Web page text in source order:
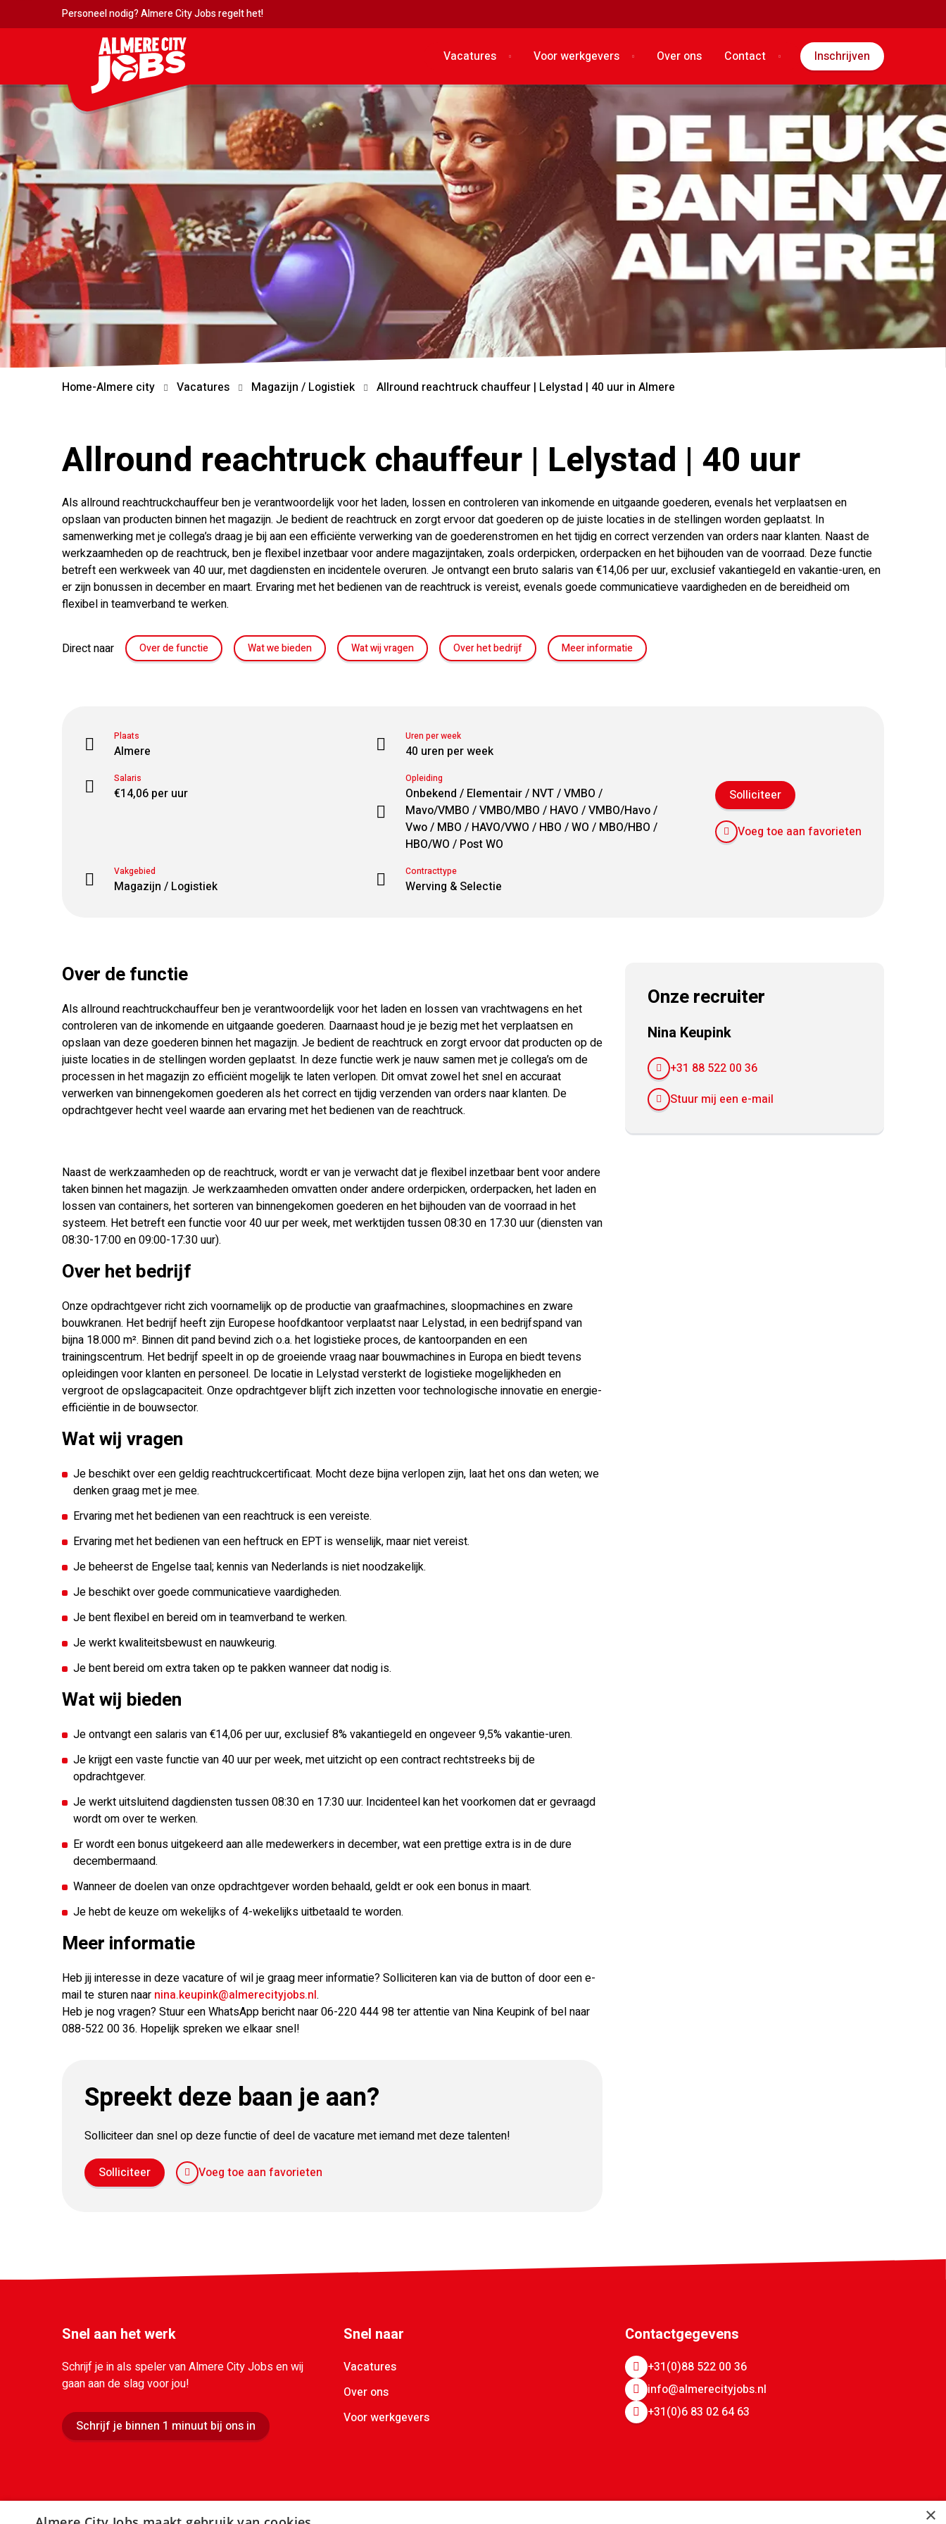
Personeel nodig? Almere City Jobs regelt het!
Vacatures Voor werkgevers Over ons Contact Inschrijven
Home-Almere city Vacatures Magazijn / Logistiek Allround reachtruck chauffeur | Lelystad | 40 uur in Almere
Allround reachtruck chauffeur | Lelystad | 40 uur
Als allround reachtruckchauffeur ben je verantwoordelijk voor het laden, lossen en controleren van inkomende en uitgaande goederen, evenals het verplaatsen en
opslaan van producten binnen het magazijn. Je bedient de reachtruck en zorgt ervoor dat goederen op de juiste locaties in de stellingen worden geplaatst. In
samenwerking met je collega’s draag je bij aan een efficiënte verwerking van de goederenstromen en het tijdig en correct verzenden van orders naar klanten. Naast de
werkzaamheden op de reachtruck, ben je flexibel inzetbaar voor andere magazijntaken, zoals orderpicken, orderpacken en het bijhouden van de voorraad. Deze functie
betreft een werkweek van 40 uur, met dagdiensten en incidentele overuren. Je ontvangt een bruto salaris van €14,06 per uur, exclusief vakantiegeld en vakantie-uren, en
er zijn bonussen in december en maart. Ervaring met het bedienen van de reachtruck is vereist, evenals goede communicatieve vaardigheden en de bereidheid om
flexibel in teamverband te werken.
Direct naar Over de functie Wat we bieden Wat wij vragen Over het bedrijf Meer informatie
Plaats
Almere
Uren per week
40 uren per week
Salaris
€14,06 per uur
Opleiding
Onbekend / Elementair / NVT / VMBO /
Mavo/VMBO / VMBO/MBO / HAVO / VMBO/Havo /
Vwo / MBO / HAVO/VWO / HBO / WO / MBO/HBO /
HBO/WO / Post WO
Vakgebied
Magazijn / Logistiek
Contracttype
Werving & Selectie
Solliciteer
Voeg toe aan favorieten
Over de functie
Als allround reachtruckchauffeur ben je verantwoordelijk voor het laden en lossen van vrachtwagens en het
controleren van de inkomende en uitgaande goederen. Daarnaast houd je je bezig met het verplaatsen en
opslaan van deze goederen binnen het magazijn. Je bedient de reachtruck en zorgt ervoor dat producten op de
juiste locaties in de stellingen worden geplaatst. In deze functie werk je nauw samen met je collega’s om de
processen in het magazijn zo efficiënt mogelijk te laten verlopen. Dit omvat zowel het snel en accuraat
verwerken van binnengekomen goederen als het correct en tijdig verzenden van orders naar klanten. De
opdrachtgever hecht veel waarde aan ervaring met het bedienen van de reachtruck.
Naast de werkzaamheden op de reachtruck, wordt er van je verwacht dat je flexibel inzetbaar bent voor andere
taken binnen het magazijn. Je werkzaamheden omvatten onder andere orderpicken, orderpacken, het laden en
lossen van containers, het sorteren van binnengekomen goederen en het bijhouden van de voorraad in het
systeem. Het betreft een functie voor 40 uur per week, met werktijden tussen 08:30 en 17:30 uur (diensten van
08:30-17:00 en 09:00-17:30 uur).
Over het bedrijf
Onze opdrachtgever richt zich voornamelijk op de productie van graafmachines, sloopmachines en zware
bouwkranen. Het bedrijf heeft zijn Europese hoofdkantoor verplaatst naar Lelystad, in een bedrijfspand van
bijna 18.000 m². Binnen dit pand bevind zich o.a. het logistieke proces, de kantoorpanden en een
trainingscentrum. Het bedrijf speelt in op de groeiende vraag naar bouwmachines in Europa en biedt tevens
opleidingen voor klanten en personeel. De locatie in Lelystad versterkt de logistieke mogelijkheden en
vergroot de opslagcapaciteit. Onze opdrachtgever blijft zich inzetten voor technologische innovatie en energie-
efficiëntie in de bouwsector.
Wat wij vragen
Je beschikt over een geldig reachtruckcertificaat. Mocht deze bijna verlopen zijn, laat het ons dan weten; we
denken graag met je mee.
Ervaring met het bedienen van een reachtruck is een vereiste.
Ervaring met het bedienen van een heftruck en EPT is wenselijk, maar niet vereist.
Je beheerst de Engelse taal; kennis van Nederlands is niet noodzakelijk.
Je beschikt over goede communicatieve vaardigheden.
Je bent flexibel en bereid om in teamverband te werken.
Je werkt kwaliteitsbewust en nauwkeurig.
Je bent bereid om extra taken op te pakken wanneer dat nodig is.
Wat wij bieden
Je ontvangt een salaris van €14,06 per uur, exclusief 8% vakantiegeld en ongeveer 9,5% vakantie-uren.
Je krijgt een vaste functie van 40 uur per week, met uitzicht op een contract rechtstreeks bij de
opdrachtgever.
Je werkt uitsluitend dagdiensten tussen 08:30 en 17:30 uur. Incidenteel kan het voorkomen dat er gevraagd
wordt om over te werken.
Er wordt een bonus uitgekeerd aan alle medewerkers in december, wat een prettige extra is in de dure
decembermaand.
Wanneer de doelen van onze opdrachtgever worden behaald, geldt er ook een bonus in maart.
Je hebt de keuze om wekelijks of 4-wekelijks uitbetaald te worden.
Meer informatie
Heb jij interesse in deze vacature of wil je graag meer informatie? Solliciteren kan via de button of door een e-
mail te sturen naar nina.keupink@almerecityjobs.nl.
Heb je nog vragen? Stuur een WhatsApp bericht naar 06-220 444 98 ter attentie van Nina Keupink of bel naar
088-522 00 36. Hopelijk spreken we elkaar snel!
Spreekt deze baan je aan?
Solliciteer dan snel op deze functie of deel de vacature met iemand met deze talenten!
Solliciteer Voeg toe aan favorieten
Onze recruiter
Nina Keupink
+31 88 522 00 36
Stuur mij een e-mail
Snel aan het werk
Schrijf je in als speler van Almere City Jobs en wij
gaan aan de slag voor jou!
Schrijf je binnen 1 minuut bij ons in
Snel naar
Vacatures
Over ons
Voor werkgevers
Contactgegevens
+31(0)88 522 00 36
info@almerecityjobs.nl
+31(0)6 83 02 64 63
×